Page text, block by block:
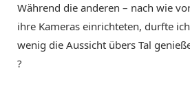
Während die anderen – nach wie
ihre Kameras einrichteten, durfte
wenig die Aussicht übers Tal
?